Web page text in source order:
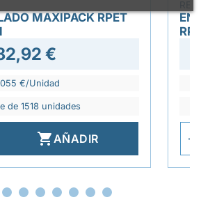
MAXIPACK RPET
€
€/Unidad
de 1518 unidades
AÑADIR